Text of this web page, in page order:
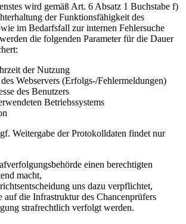
wird gemäß Art. 6 Absatz 1 Buchstabe f)
der Funktionsfähigkeit des
im Bedarfsfall zur internen Fehlersuche
die folgenden Parameter für die Dauer
der Nutzung
Webservers (Erfolgs-/Fehlermeldungen)
des Benutzers
Betriebssystems
Weitergabe der Protokolldaten findet nur
einen berechtigten
macht,
uns dazu verpflichtet,
die Infrastruktur des Chancenprüfers
strafrechtlich verfolgt werden.